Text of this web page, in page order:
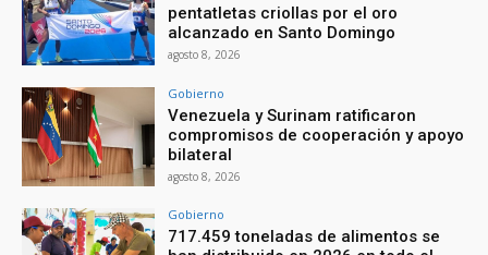
pentatletas criollas por el oro
alcanzado en Santo Domingo
agosto 8, 2026
Gobierno
Venezuela y Surinam ratificaron
compromisos de cooperación y apoyo
bilateral
agosto 8, 2026
Gobierno
717.459 toneladas de alimentos se